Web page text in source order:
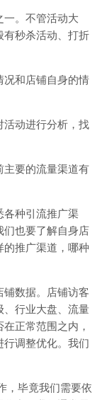
一。不管活动大
有秒杀活动、打折
况和店铺自身的情
活动进行分析，找
主要的流量渠道有
各种引流推广渠
们也要了解自身店
的推广渠道，哪种
铺数据。店铺访客
、行业大盘、流量
正常范围之内，
行调整优化。我们
，毕竟我们需要依